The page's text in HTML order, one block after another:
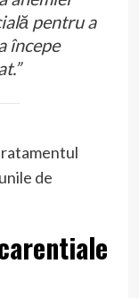
pentru a
începe
de